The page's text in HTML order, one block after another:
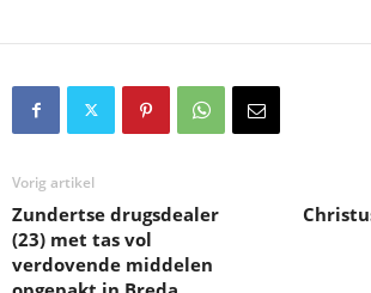
Vorig artikel
Zundertse drugsdealer
(23) met tas vol
verdovende middelen